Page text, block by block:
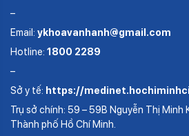
–
Email: ykhoavanhanh@gmail.com
Hotline: 1800 2289
–
Sở y tế: https://
Trụ sở chính: 59 – 59B Nguyễn Thị Minh
Thành phố Hồ Chí Minh.